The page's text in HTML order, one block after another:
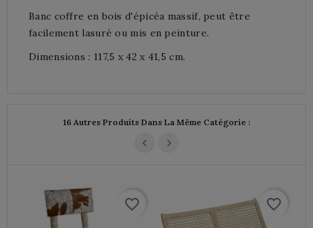
Banc coffre en bois d'épicéa massif, peut être
facilement lasuré ou mis en peinture.
Dimensions : 117,5 x 42 x 41,5 cm.
16 Autres Produits Dans La Même Catégorie :
favorite_border favorite_border